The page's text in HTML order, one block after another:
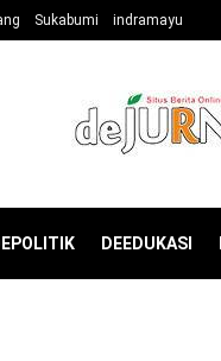
Sukabumi indramayu
DEEDUKASI